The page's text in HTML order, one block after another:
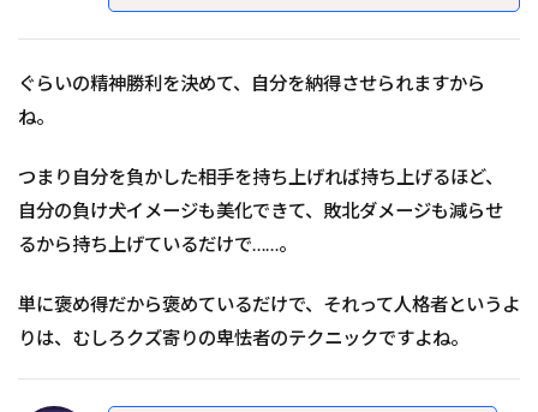
ぐらいの精神勝利を決めて、自分を納得させられますから
ね。
つまり自分を負かした相手を持ち上げれば持ち上げるほど、
自分の負け犬イメージも美化できて、敗北ダメージも減らせ
るから持ち上げているだけで……。
単に褒め得だから褒めているだけで、それって人格者というよ
りは、むしろクズ寄りの卑怯者のテクニックですよね。